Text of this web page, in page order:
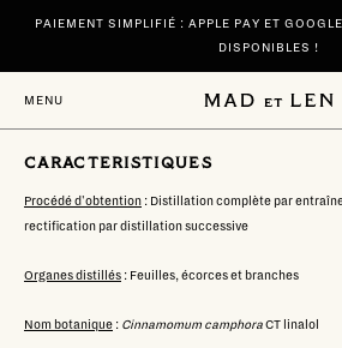
directementPAIEMENT SIMPLIFIÉ : APPLE PAY ET
DISPONIBLES !
NOUVEAUTE| DÉCOUVREZ VOS SENTEURS
MENU
CARACTERISTIQUES
Procédé d'obtention : Distillation complète par
rectification par distillation successive
Organes distillés : Feuilles, écorces et branches
Nom botanique : Cinnamomum camphoraCT linalol